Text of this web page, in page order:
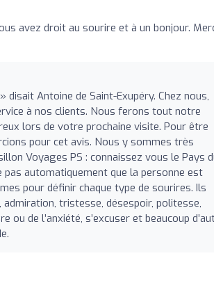
avez droit au sourire et à un bonjour.
disait Antoine de Saint-Exupéry. Chez nous,
à nos clients. Nous ferons tout notre
lors de votre prochaine visite. Pour être
pour cet avis. Nous y sommes très
Voyages PS : connaissez vous le Pays
automatiquement que la personne est
pour définir chaque type de sourires. Ils
tristesse, désespoir, politesse,
ou de l’anxiété, s’excuser et beaucoup